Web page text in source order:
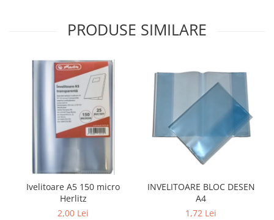
PRODUSE SIMILARE
Ivelitoare A5 150 micro
Herlitz
2,00 Lei
INVELITOARE BLOC DESEN
A4
1,72 Lei